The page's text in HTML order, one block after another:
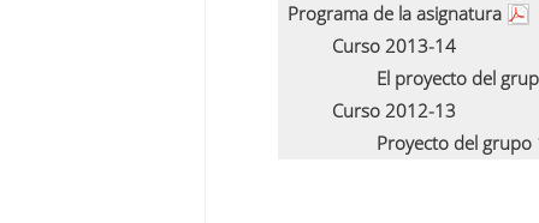
Programa de la asignatura
Curso 2013-14
El proyecto del
Curso 2012-13
Proyecto del